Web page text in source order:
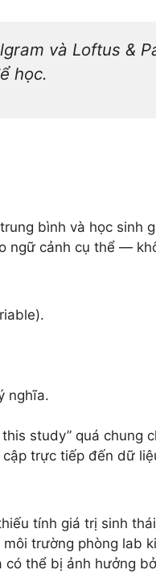
và Loftus &
học.
bình và học sinh
ngữ cảnh cụ thể —
nghĩa.
study” quá chung
trực tiếp đến dữ
tính giá trị sinh
trường phòng lab
thể bị ảnh hưởng